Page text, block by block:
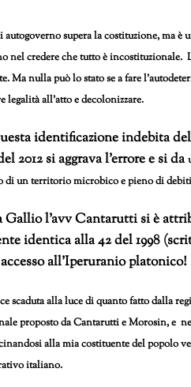
autogoverno supera la costituzione, ma
credere che tutto è incostituzionale.
Ma nulla può lo stato se a fare
legalità all’atto e decolonizzare.
identificazione indebita
si aggrava l’errore e si da
di un territorio microbico e pieno di
Gallio l’avv Cantarutti si è
identica alla 42 del 1998
all’Iperuranio platonico!
scaduta alla luce di quanto fatto dalla
proposto da Cantarutti e Morosin, e
alla mia costituente del popolo
italiano.